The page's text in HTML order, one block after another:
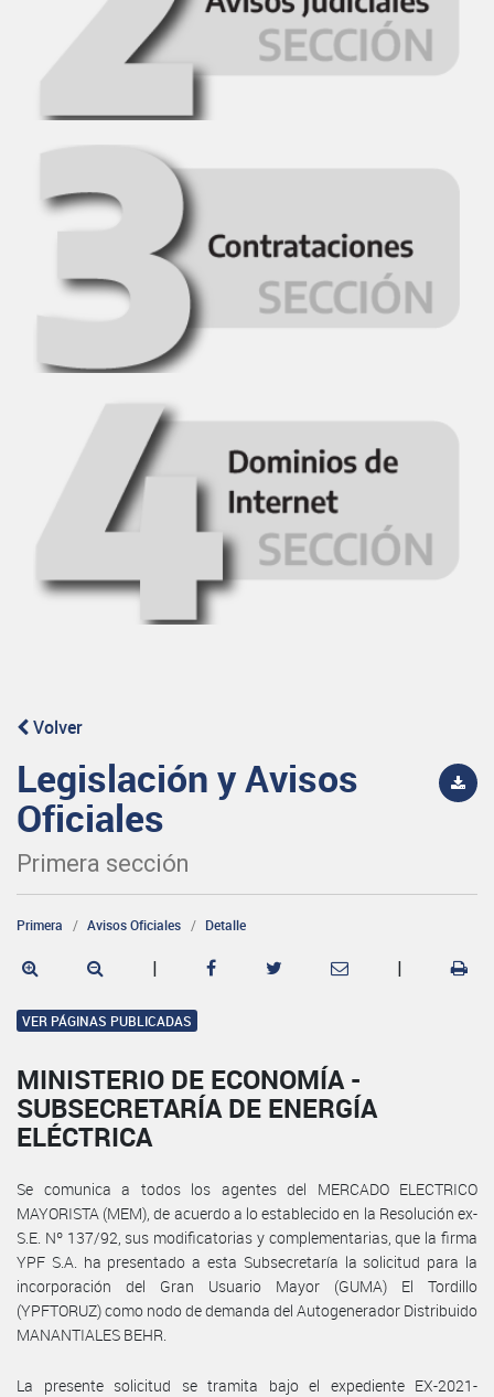
Volver
Legislación y Avisos
Oficiales
Primera sección
Primera Avisos Oficiales Detalle
| |
VER PÁGINAS PUBLICADAS
MINISTERIO DE ECONOMÍA -
SUBSECRETARÍA DE ENERGÍA
ELÉCTRICA
Se comunica a todos los agentes del MERCADO ELECTRICO
MAYORISTA (MEM), de acuerdo a lo establecido en la Resolución ex-
S.E. Nº 137/92, sus modificatorias y complementarias, que la firma
YPF S.A. ha presentado a esta Subsecretaría la solicitud para la
incorporación del Gran Usuario Mayor (GUMA) El Tordillo
(YPFTORUZ) como nodo de demanda del Autogenerador Distribuido
MANANTIALES BEHR.
La presente solicitud se tramita bajo el expediente EX-2021-